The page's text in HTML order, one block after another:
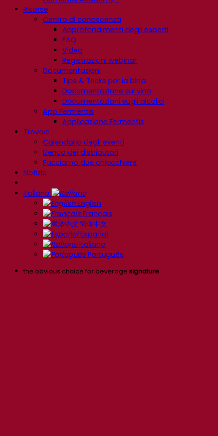
Risorse
Centro di conoscenza
Approfondimenti degli esperti
FAQ
Video
Registrazioni webinar
Documentazioni
Tips & Tricks per la birra
Documentazione sul vino
Documentazioni sugli alcolici
App Fermentis
Applicazione Fermentis
Trovaci
Calendario degli eventi
Elenco dei distributori
Facciamo due chiacchiere
Notizie
Italiano
English
Français
简体中文
Español
Italiano
Português
the obvious choice for beverage signature